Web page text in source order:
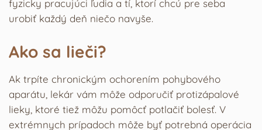
fyzicky pracujúci ľudia a tí, ktorí chcú pre seba
urobiť každý deň niečo navyše.
Ako sa lieči?
Ak trpíte chronickým ochorením pohybového
aparátu, lekár vám môže odporučiť protizápalové
lieky, ktoré tiež môžu pomôcť potlačiť bolesť. V
extrémnych prípadoch môže byť potrebná operácia